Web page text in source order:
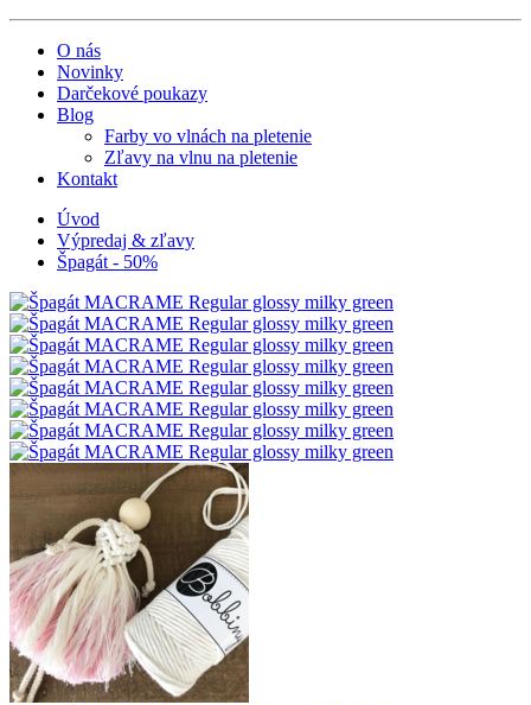
O nás
Novinky
Darčekové poukazy
Blog
Farby vo vlnách na pletenie
Zľavy na vlnu na pletenie
Kontakt
Úvod
Výpredaj & zľavy
Špagát - 50%